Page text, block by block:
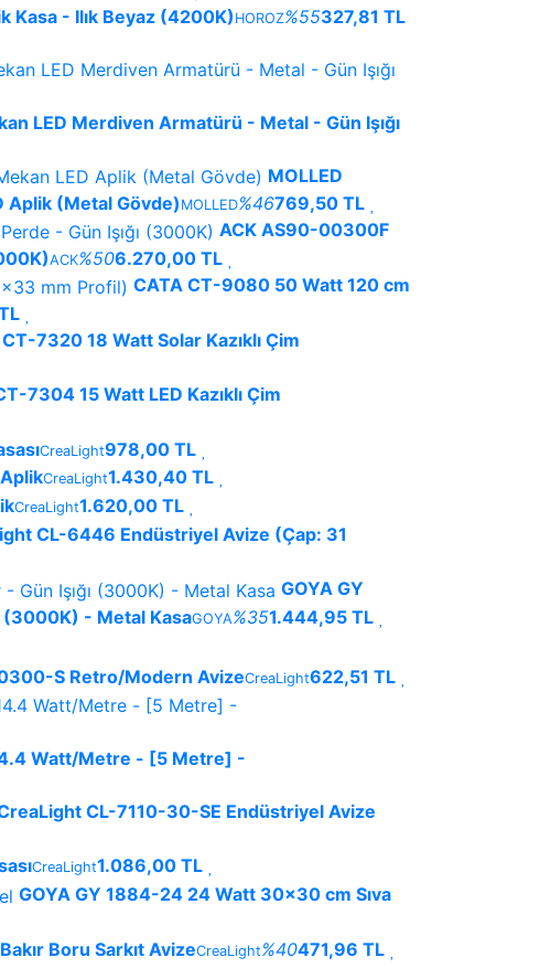
Kasa - Ilık Beyaz (4200K)HOROZ%55327,81 TL
LED Merdiven Armatürü - Metal - Gün Işığı
MOLLED
Aplik (Metal Gövde)MOLLED%46769,50 TL
ACK AS90-00300F
ACK%506.270,00 TL
CATA CT-9080 50 Watt 120 cm
7320 18 Watt Solar Kazıklı Çim
7304 15 Watt LED Kazıklı Çim
CreaLight978,00 TL
CreaLight1.430,40 TL
CreaLight1.620,00 TL
CL-6446 Endüstriyel Avize (Çap: 31
GOYA GY
(3000K) - Metal KasaGOYA%351.444,95 TL
S Retro/Modern AvizeCreaLight622,51 TL
Watt/Metre - [5 Metre] -
CL-7110-30-SE Endüstriyel Avize
CreaLight1.086,00 TL
GOYA GY 1884-24 24 Watt 30x30 cm Sıva
Boru Sarkıt AvizeCreaLight %40471,96 TL